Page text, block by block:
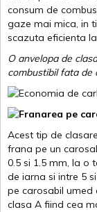
consum de
gaze mai mica, in
scazuta eficienta
O anvelopa de
combustibil fata de
Acest tip de
frana pe un
0.5 si 1.5 mm, la o
de iarna si intre 5
pe carosabil umed
clasa A fiind cea